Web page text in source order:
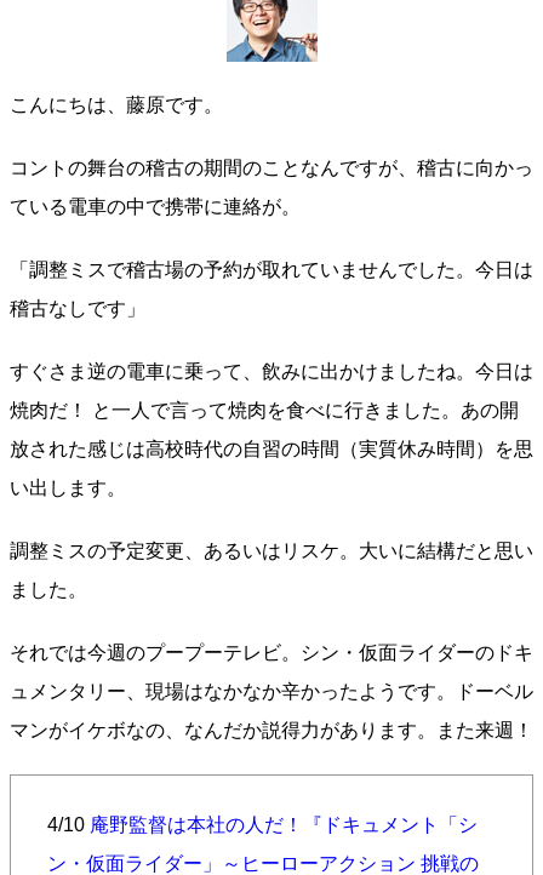
こんにちは、藤原です。
コントの舞台の稽古の期間のことなんですが、稽古に向かっ
ている電車の中で携帯に連絡が。
「調整ミスで稽古場の予約が取れていませんでした。今日は
稽古なしです」
すぐさま逆の電車に乗って、飲みに出かけましたね。今日は
焼肉だ！ と一人で言って焼肉を食べに行きました。あの開
放された感じは高校時代の自習の時間（実質休み時間）を思
い出します。
調整ミスの予定変更、あるいはリスケ。大いに結構だと思い
ました。
それでは今週のプープーテレビ。シン・仮面ライダーのドキ
ュメンタリー、現場はなかなか辛かったようです。ドーベル
マンがイケボなの、なんだか説得力があります。また来週！
4/10 庵野監督は本社の人だ！『ドキュメント「シ
ン・仮面ライダー」～ヒーローアクション 挑戦の